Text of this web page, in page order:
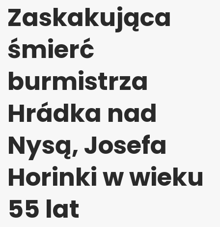
Zaskakująca
śmierć
burmistrza
Hrádka nad
Nysą, Josefa
Horinki w wieku
55 lat